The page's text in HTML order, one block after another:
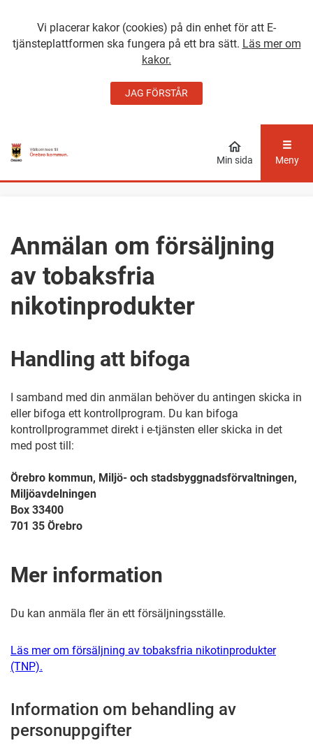
Vi placerar kakor (cookies) på din enhet för att E-
tjänsteplattformen ska fungera på ett bra sätt. Läs mer om
kakor.
JAG FÖRSTÅR
GÅ DIREKT TILL
Min sida Meny
Anmälan om försäljning
av tobaksfria
nikotinprodukter
Handling att bifoga
I samband med din anmälan behöver du antingen skicka in
eller bifoga ett kontrollprogram. Du kan bifoga
kontrollprogrammet direkt i e-tjänsten eller skicka in det
med post till:
Örebro kommun, Miljö- och stadsbyggnadsförvaltningen,
Miljöavdelningen
Box 33400
701 35 Örebro
Mer information
Du kan anmäla fler än ett försäljningsställe.
Läs mer om försäljning av tobaksfria nikotinprodukter
(TNP).
Information om behandling av
personuppgifter